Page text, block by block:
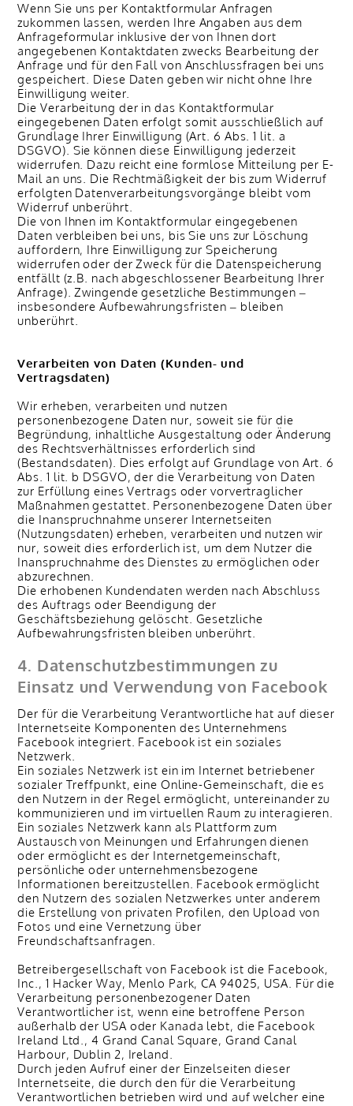
Wenn Sie uns per Kontaktformular Anfragen
zukommen lassen, werden Ihre Angaben aus dem
Anfrageformular inklusive der von Ihnen dort
angegebenen Kontaktdaten zwecks Bearbeitung der
Anfrage und für den Fall von Anschlussfragen bei uns
gespeichert. Diese Daten geben wir nicht ohne Ihre
Einwilligung weiter.
Die Verarbeitung der in das Kontaktformular
eingegebenen Daten erfolgt somit ausschließlich auf
Grundlage Ihrer Einwilligung (Art. 6 Abs. 1 lit. a
DSGVO). Sie können diese Einwilligung jederzeit
widerrufen. Dazu reicht eine formlose Mitteilung per E-
Mail an uns. Die Rechtmäßigkeit der bis zum Widerruf
erfolgten Datenverarbeitungsvorgänge bleibt vom
Widerruf unberührt.
Die von Ihnen im Kontaktformular eingegebenen
Daten verbleiben bei uns, bis Sie uns zur Löschung
auffordern, Ihre Einwilligung zur Speicherung
widerrufen oder der Zweck für die Datenspeicherung
entfällt (z.B. nach abgeschlossener Bearbeitung Ihrer
Anfrage). Zwingende gesetzliche Bestimmungen –
insbesondere Aufbewahrungsfristen – bleiben
unberührt.
Verarbeiten von Daten (Kunden- und
Vertragsdaten)
Wir erheben, verarbeiten und nutzen
personenbezogene Daten nur, soweit sie für die
Begründung, inhaltliche Ausgestaltung oder Änderung
des Rechtsverhältnisses erforderlich sind
(Bestandsdaten). Dies erfolgt auf Grundlage von Art. 6
Abs. 1 lit. b DSGVO, der die Verarbeitung von Daten
zur Erfüllung eines Vertrags oder vorvertraglicher
Maßnahmen gestattet. Personenbezogene Daten über
die Inanspruchnahme unserer Internetseiten
(Nutzungsdaten) erheben, verarbeiten und nutzen wir
nur, soweit dies erforderlich ist, um dem Nutzer die
Inanspruchnahme des Dienstes zu ermöglichen oder
abzurechnen.
Die erhobenen Kundendaten werden nach Abschluss
des Auftrags oder Beendigung der
Geschäftsbeziehung gelöscht. Gesetzliche
Aufbewahrungsfristen bleiben unberührt.
4. Datenschutzbestimmungen zu
Einsatz und Verwendung von Facebook
Der für die Verarbeitung Verantwortliche hat auf dieser
Internetseite Komponenten des Unternehmens
Facebook integriert. Facebook ist ein soziales
Netzwerk.
Ein soziales Netzwerk ist ein im Internet betriebener
sozialer Treffpunkt, eine Online-Gemeinschaft, die es
den Nutzern in der Regel ermöglicht, untereinander zu
kommunizieren und im virtuellen Raum zu interagieren.
Ein soziales Netzwerk kann als Plattform zum
Austausch von Meinungen und Erfahrungen dienen
oder ermöglicht es der Internetgemeinschaft,
persönliche oder unternehmensbezogene
Informationen bereitzustellen. Facebook ermöglicht
den Nutzern des sozialen Netzwerkes unter anderem
die Erstellung von privaten Profilen, den Upload von
Fotos und eine Vernetzung über
Freundschaftsanfragen.
Betreibergesellschaft von Facebook ist die Facebook,
Inc., 1 Hacker Way, Menlo Park, CA 94025, USA. Für die
Verarbeitung personenbezogener Daten
Verantwortlicher ist, wenn eine betroffene Person
außerhalb der USA oder Kanada lebt, die Facebook
Ireland Ltd., 4 Grand Canal Square, Grand Canal
Harbour, Dublin 2, Ireland.
Durch jeden Aufruf einer der Einzelseiten dieser
Internetseite, die durch den für die Verarbeitung
Verantwortlichen betrieben wird und auf welcher eine